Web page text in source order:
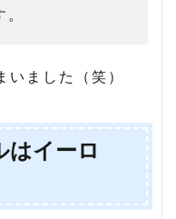
ました（笑）
はイーロ